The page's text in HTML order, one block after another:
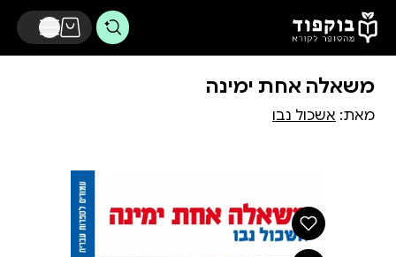
דלג לתוכן הראשי
משאלה אחת ימינה
מאת: אשכול נבו